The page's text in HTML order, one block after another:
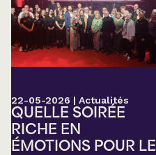
22-05-2026 | Actualités
QUELLE SOIRÉE
RICHE EN
ÉMOTIONS POUR LE